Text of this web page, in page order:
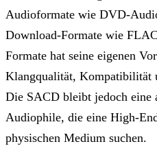
Audioformate wie DVD-
Download-Formate wie
Formate hat seine eigenen
Klangqualität, Kompatibilität
Die SACD bleibt jedoch eine
Audiophile, die eine High-
physischen Medium suchen.